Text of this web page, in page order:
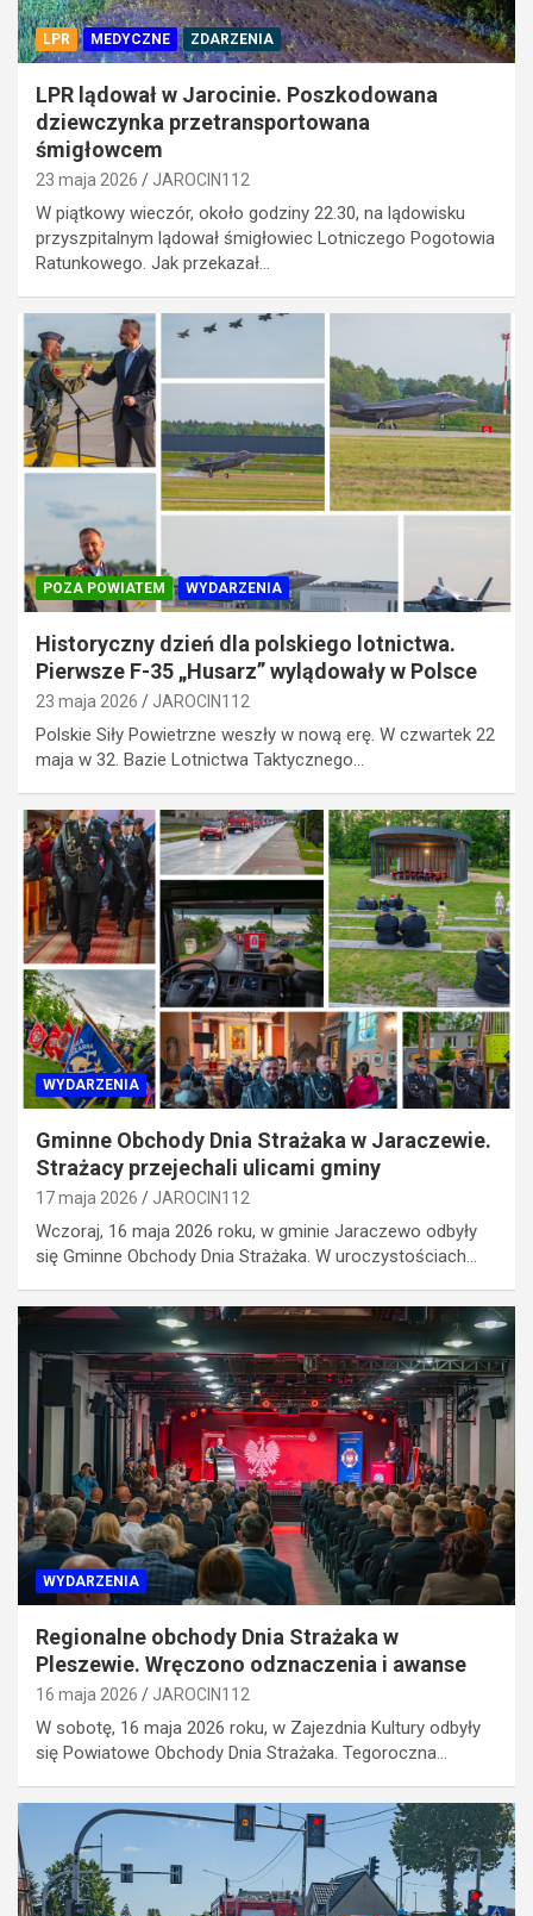
LPR MEDYCZNE ZDARZENIA
LPR lądował w Jarocinie. Poszkodowana
dziewczynka przetransportowana
śmigłowcem
23 maja 2026 JAROCIN112
W piątkowy wieczór, około godziny 22.30, na lądowisku
przyszpitalnym lądował śmigłowiec Lotniczego Pogotowia
Ratunkowego. Jak przekazał…
POZA POWIATEM WYDARZENIA
Historyczny dzień dla polskiego lotnictwa.
Pierwsze F-35 „Husarz” wylądowały w Polsce
23 maja 2026 JAROCIN112
Polskie Siły Powietrzne weszły w nową erę. W czwartek 22
maja w 32. Bazie Lotnictwa Taktycznego…
WYDARZENIA
Gminne Obchody Dnia Strażaka w Jaraczewie.
Strażacy przejechali ulicami gminy
17 maja 2026 JAROCIN112
Wczoraj, 16 maja 2026 roku, w gminie Jaraczewo odbyły
się Gminne Obchody Dnia Strażaka. W uroczystościach…
WYDARZENIA
Regionalne obchody Dnia Strażaka w
Pleszewie. Wręczono odznaczenia i awanse
16 maja 2026 JAROCIN112
W sobotę, 16 maja 2026 roku, w Zajezdnia Kultury odbyły
się Powiatowe Obchody Dnia Strażaka. Tegoroczna…